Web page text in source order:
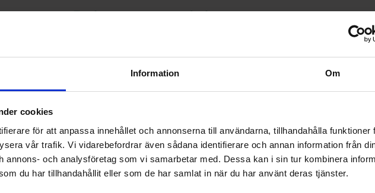
Information Om
cookies
för att anpassa innehållet och annonserna till användarna, tillhandahålla funktioner
vår trafik. Vi vidarebefordrar även sådana identifierare och annan information från
annons- och analysföretag som vi samarbetar med. Dessa kan i sin tur kombinera
du har tillhandahållit eller som de har samlat in när du har använt deras tjänster.
Relaterte produkter